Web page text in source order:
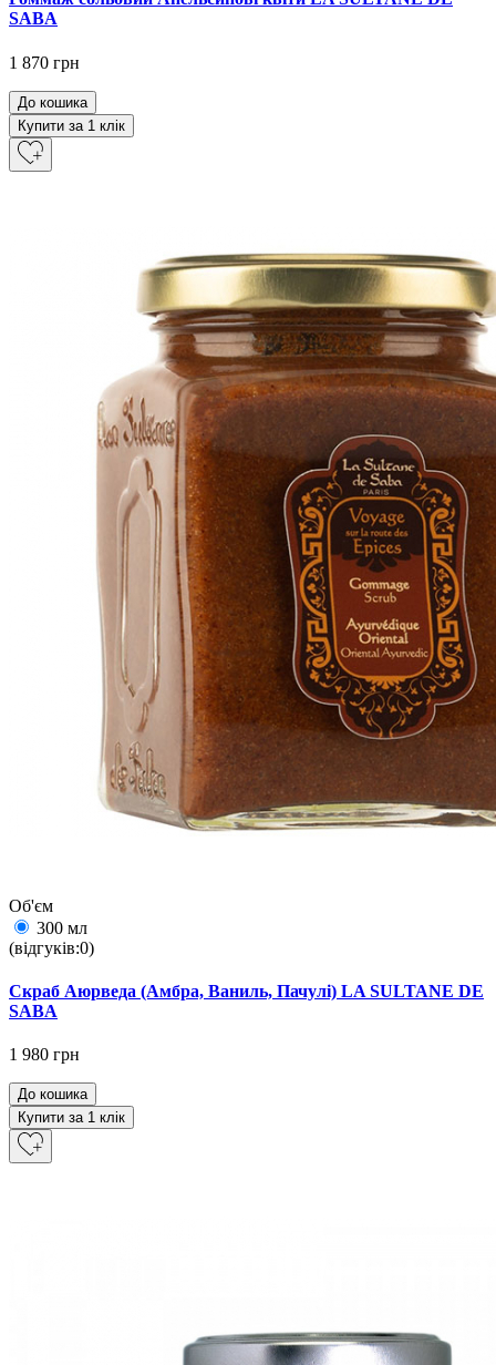
SABA
1 870 грн
До кошика
Купити за 1 клiк
Об'єм
300 мл
(відгуків:0)
Скраб Аюрведа (Амбра, Ваниль, Пачулі) LA SULTANE DE
SABA
1 980 грн
До кошика
Купити за 1 клiк